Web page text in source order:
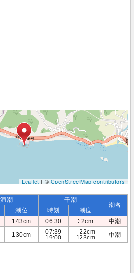
Leaflet| ©OpenStreetMap contributors
満潮 干潮
潮名
潮位 時刻
潮位
143cm 06:30 32cm
中潮
130cm
07:39
19:00
22cm
123cm
中潮